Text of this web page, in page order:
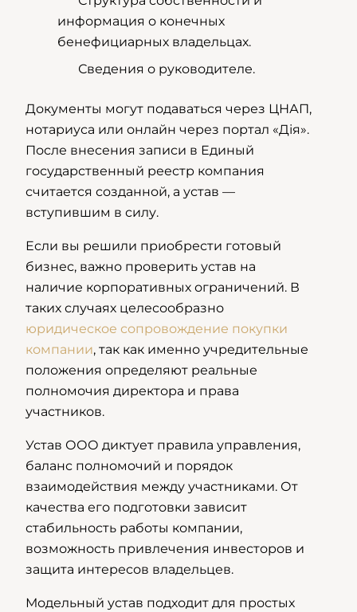
информация о конечных
бенефициарных владельцах.
Сведения о руководителе.
Документы могут подаваться через ЦНАП,
нотариуса или онлайн через портал «Дія».
После внесения записи в Единый
государственный реестр компания
считается созданной, а устав —
вступившим в силу.
Если вы решили приобрести готовый
бизнес, важно проверить устав на
наличие корпоративных ограничений. В
таких случаях целесообразно
юридическое сопровождение покупки
компании, так как именно учредительные
положения определяют реальные
полномочия директора и права
участников.
Устав ООО диктует правила управления,
баланс полномочий и порядок
взаимодействия между участниками. От
качества его подготовки зависит
стабильность работы компании,
возможность привлечения инвесторов и
защита интересов владельцев.
Модельный устав подходит для простых